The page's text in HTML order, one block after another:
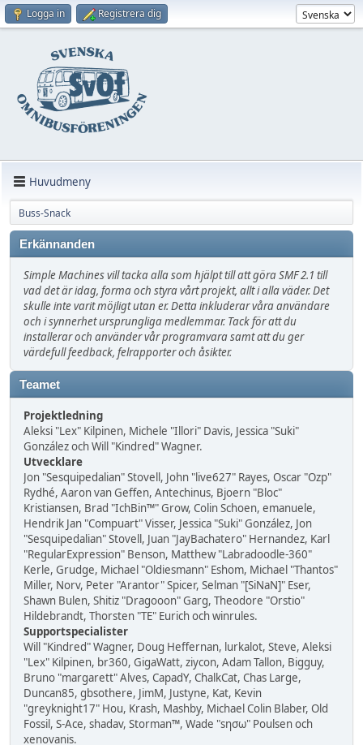
Logga in Registrera dig
Huvudmeny
Buss-Snack
Erkännanden
Simple Machines vill tacka alla som hjälpt till att göra SMF 2.1 till
vad det är idag, forma och styra vårt projekt, allt i alla väder. Det
skulle inte varit möjligt utan er. Detta inkluderar våra användare
och i synnerhet ursprungliga medlemmar. Tack för att du
installerar och använder vår programvara samt att du ger
värdefull feedback, felrapporter och åsikter.
Teamet
Projektledning
Aleksi "Lex" Kilpinen, Michele "Illori" Davis, Jessica "Suki"
González och Will "Kindred" Wagner.
Utvecklare
Jon "Sesquipedalian" Stovell, John "live627" Rayes, Oscar "Ozp"
Rydhé, Aaron van Geffen, Antechinus, Bjoern "Bloc"
Kristiansen, Brad "IchBin™" Grow, Colin Schoen, emanuele,
Hendrik Jan "Compuart" Visser, Jessica "Suki" González, Jon
"Sesquipedalian" Stovell, Juan "JayBachatero" Hernandez, Karl
"RegularExpression" Benson, Matthew "Labradoodle-360"
Kerle, Grudge, Michael "Oldiesmann" Eshom, Michael "Thantos"
Miller, Norv, Peter "Arantor" Spicer, Selman "[SiNaN]" Eser,
Shawn Bulen, Shitiz "Dragooon" Garg, Theodore "Orstio"
Hildebrandt, Thorsten "TE" Eurich och winrules.
Supportspecialister
Will "Kindred" Wagner, Doug Heffernan, lurkalot, Steve, Aleksi
"Lex" Kilpinen, br360, GigaWatt, ziycon, Adam Tallon, Bigguy,
Bruno "margarett" Alves, CapadY, ChalkCat, Chas Large,
Duncan85, gbsothere, JimM, Justyne, Kat, Kevin
"greyknight17" Hou, Krash, Mashby, Michael Colin Blaber, Old
Fossil, S-Ace, shadav, Storman™, Wade "sησω" Poulsen och
xenovanis.